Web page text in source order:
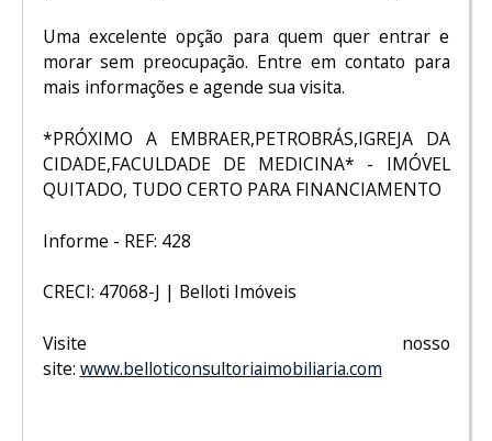
Uma excelente opção para quem quer entrar e
morar sem preocupação. Entre em contato para
mais informações e agende sua visita.
*PRÓXIMO A EMBRAER,PETROBRÁS,IGREJA DA
CIDADE,FACULDADE DE MEDICINA* - IMÓVEL
QUITADO, TUDO CERTO PARA FINANCIAMENTO
Informe - REF: 428
CRECI: 47068-J | Belloti Imóveis
Visite nosso
site: www.belloticonsultoriaimobiliaria.com